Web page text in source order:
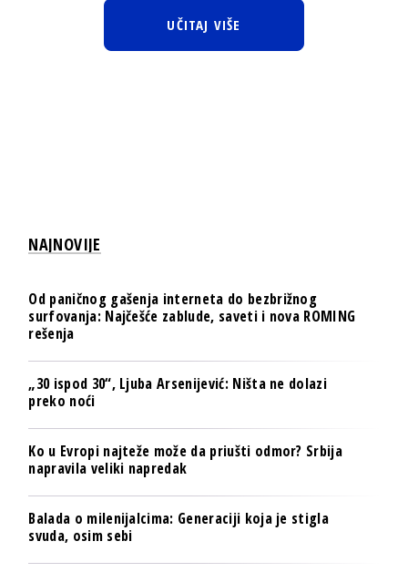
UČITAJ VIŠE
NAJNOVIJE
Od paničnog gašenja interneta do bezbrižnog
surfovanja: Najčešće zablude, saveti i nova ROMING
rešenja
„30 ispod 30“, Ljuba Arsenijević: Ništa ne dolazi
preko noći
Ko u Evropi najteže može da priušti odmor? Srbija
napravila veliki napredak
Balada o milenijalcima: Generaciji koja je stigla
svuda, osim sebi